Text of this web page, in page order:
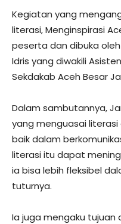
Kegiatan yang
literasi, Menginspirasi
peserta dan dibuka
Idris yang diwakili
Sekdakab Aceh Besar
Dalam sambutannya,
yang menguasai literasi
baik dalam
literasi itu dapat
ia bisa lebih fleksibel
tuturnya.
Ia juga mengaku tujuan